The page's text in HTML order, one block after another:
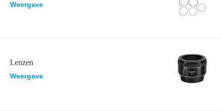
Weergave
Lenzen
Weergave